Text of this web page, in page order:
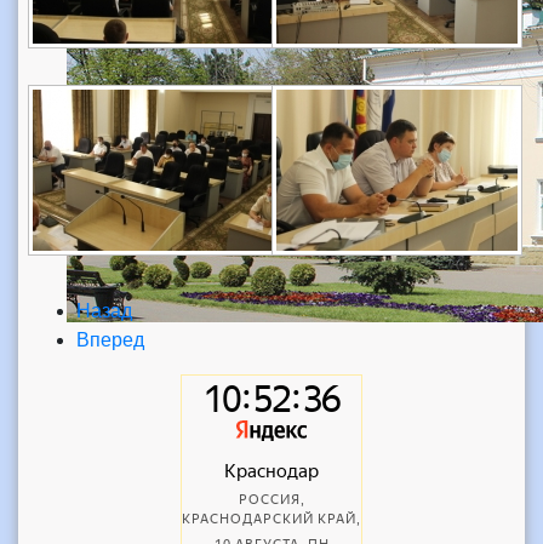
Назад
Вперед